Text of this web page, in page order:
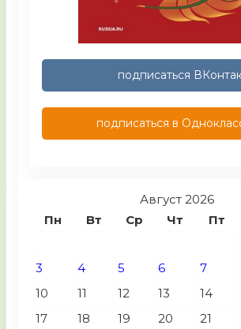
подписаться
подписаться в
Август 2026
Пн
Вт Ср Чт Пт
3
4 5 6 7
10
11 12 13 14
17
18 19 20 21